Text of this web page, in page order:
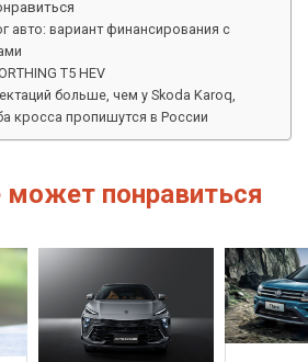
авто: вариант финансирования с
T5 HEV
больше, чем у Skoda Karoq,
кросса пропишутся в России
понравиться